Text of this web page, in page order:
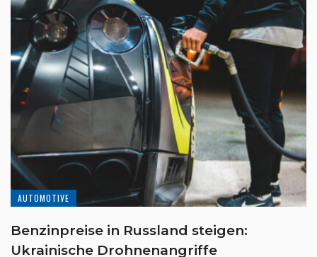
AUTOMOTIVE
Benzinpreise in Russland steigen:
Ukrainische Drohnenangriffe